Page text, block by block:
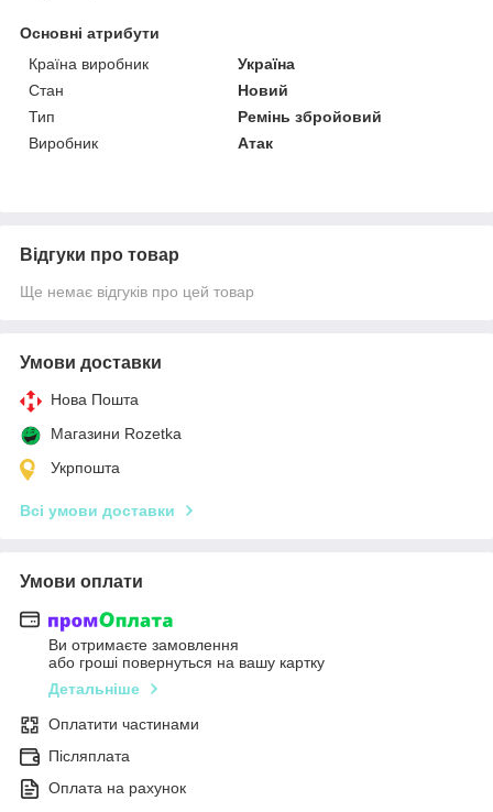
Основні атрибути
Країна виробник
Україна
Стан
Новий
Тип
Ремінь збройовий
Виробник
Атак
Відгуки про товар
Ще немає відгуків про цей товар
Умови доставки
Нова Пошта
Магазини Rozetka
Укрпошта
Всі умови доставки
Умови оплати
Ви отримаєте замовлення
або гроші повернуться на вашу картку
Детальніше
Оплатити частинами
Післяплата
Оплата на рахунок